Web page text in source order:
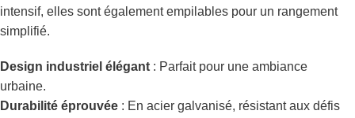
intensif, elles sont également empilables pour un rangement
simplifié.
Design industriel élégant : Parfait pour une ambiance
urbaine.
Durabilité éprouvée : En acier galvanisé, résistant aux défis